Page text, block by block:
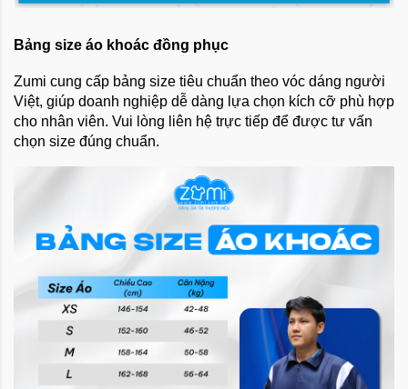
Bảng size áo khoác đồng phục
Zumi cung cấp bảng size tiêu chuẩn theo vóc dáng người
Việt, giúp doanh nghiệp dễ dàng lựa chọn kích cỡ phù hợp
cho nhân viên. Vui lòng liên hệ trực tiếp để được tư vấn
chọn size đúng chuẩn.